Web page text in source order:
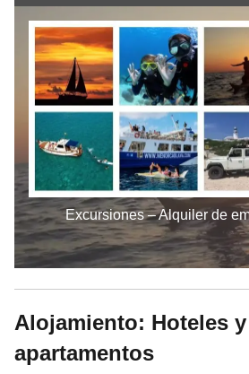
Excursiones – Alquiler de
Alojamiento: Hoteles y
apartamentos